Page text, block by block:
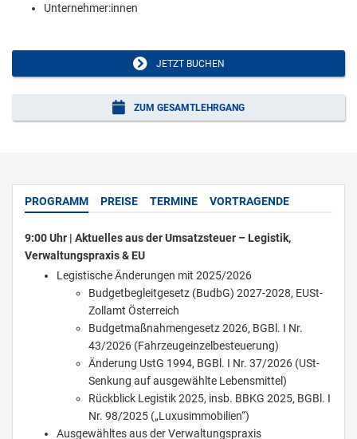
Unternehmer:innen
JETZT BUCHEN
ZUM GESAMTLEHRGANG
PROGRAMM PREISE TERMINE VORTRAGENDE
9:00 Uhr | Aktuelles aus der Umsatzsteuer – Legistik,
Verwaltungspraxis & EU
Legistische Änderungen mit 2025/2026
Budgetbegleitgesetz (BudbG) 2027-2028, EUSt-
Zollamt Österreich
Budgetmaßnahmengesetz 2026, BGBl. I Nr.
43/2026 (Fahrzeugeinzelbesteuerung)
Änderung UstG 1994, BGBl. I Nr. 37/2026 (USt-
Senkung auf ausgewählte Lebensmittel)
Rückblick Legistik 2025, insb. BBKG 2025, BGBl. I
Nr. 98/2025 („Luxusimmobilien“)
Ausgewähltes aus der Verwaltungspraxis